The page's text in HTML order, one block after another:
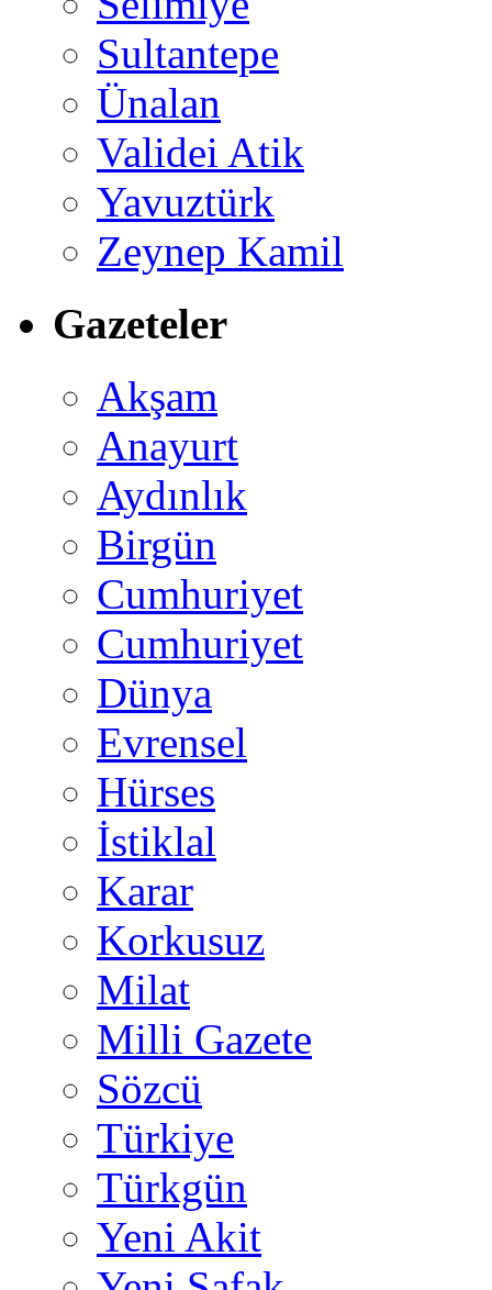
Sultantepe
Ünalan
Validei Atik
Yavuztürk
Zeynep Kamil
Gazeteler
Akşam
Anayurt
Aydınlık
Birgün
Cumhuriyet
Cumhuriyet
Dünya
Evrensel
Hürses
İstiklal
Karar
Korkusuz
Milat
Milli Gazete
Sözcü
Türkiye
Türkgün
Yeni Akit